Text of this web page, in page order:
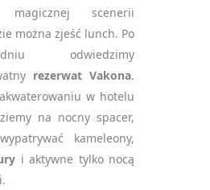
scenerii
można zjeść lunch. Po
odwiedzimy
rezerwat Vakona.
w hotelu
na nocny spacer,
kameleony,
i aktywne tylko nocą